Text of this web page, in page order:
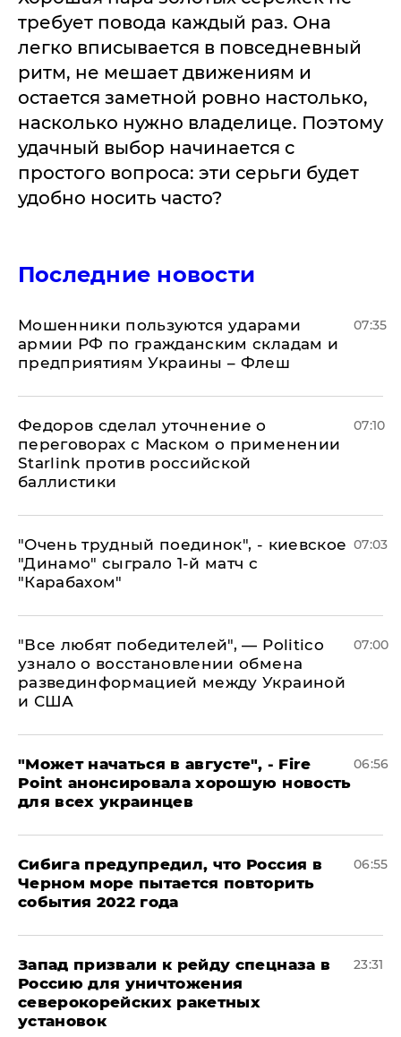
требует повода каждый раз. Она
легко вписывается в повседневный
ритм, не мешает движениям и
остается заметной ровно настолько,
насколько нужно владелице. Поэтому
удачный выбор начинается с
простого вопроса: эти серьги будет
удобно носить часто?
Последние новости
Мошенники пользуются ударами
армии РФ по гражданским складам и
предприятиям Украины – Флеш
07:35
Федоров сделал уточнение о
переговорах с Маском о применении
Starlink против российской
баллистики
07:10
"Очень трудный поединок", - киевское
"Динамо" сыграло 1-й матч с
"Карабахом"
07:03
​"Все любят победителей", — Politico
узнало о восстановлении обмена
развединформацией между Украиной
и США
07:00
"Может начаться в августе", - Fire
Point анонсировала хорошую новость
для всех украинцев
06:56
Сибига предупредил, что Россия в
Черном море пытается повторить
события 2022 года
06:55
Запад призвали к рейду спецназа в
Россию для уничтожения
северокорейских ракетных
установок
23:31